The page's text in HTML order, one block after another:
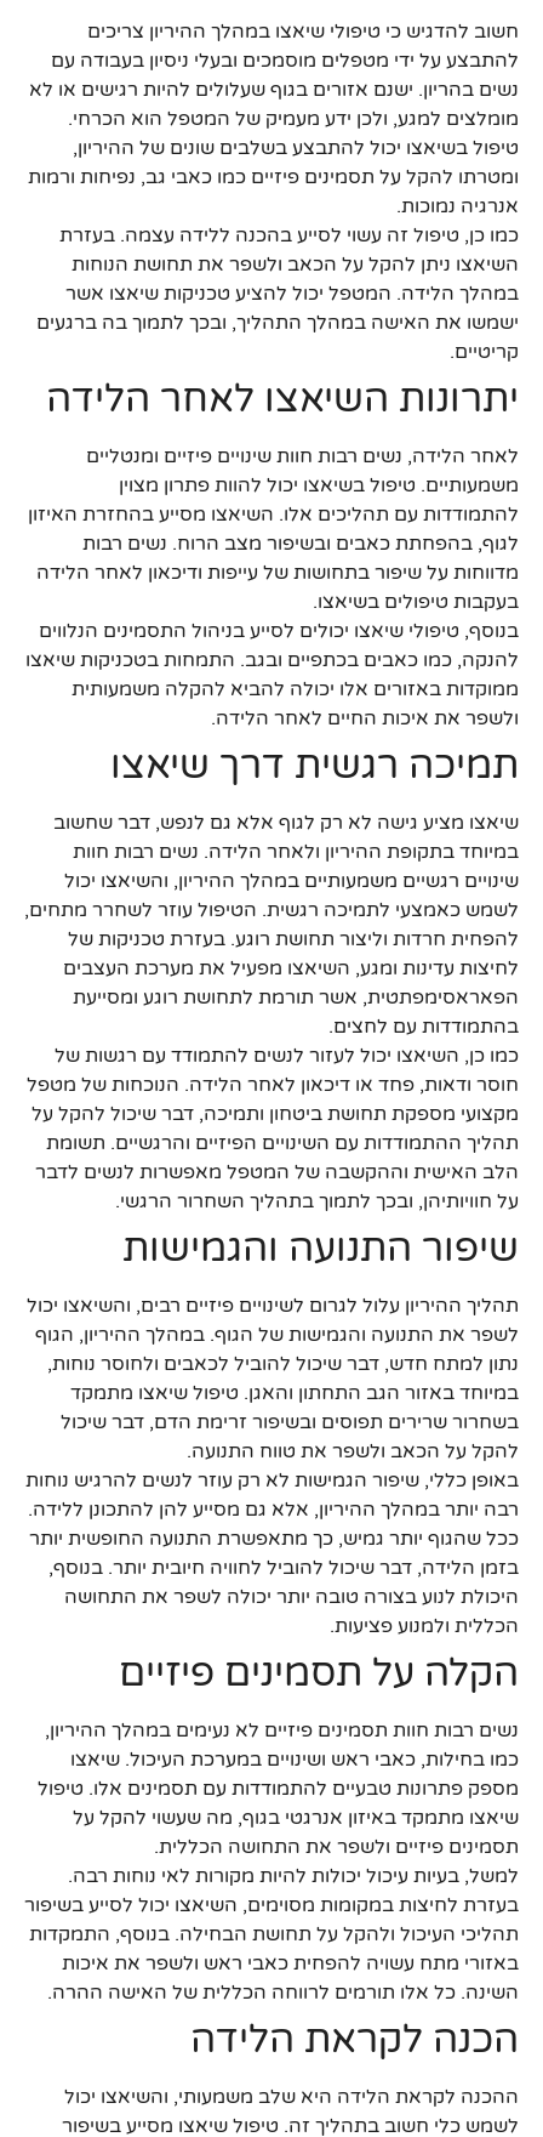
חשוב להדגיש כי טיפולי שיאצו במהלך ההיריון צריכים
להתבצע על ידי מטפלים מוסמכים ובעלי ניסיון בעבודה עם
נשים בהריון. ישנם אזורים בגוף שעלולים להיות רגישים או לא
מומלצים למגע, ולכן ידע מעמיק של המטפל הוא הכרחי.
טיפול בשיאצו יכול להתבצע בשלבים שונים של ההיריון,
ומטרתו להקל על תסמינים פיזיים כמו כאבי גב, נפיחות ורמות
אנרגיה נמוכות.
כמו כן, טיפול זה עשוי לסייע בהכנה ללידה עצמה. בעזרת
השיאצו ניתן להקל על הכאב ולשפר את תחושת הנוחות
במהלך הלידה. המטפל יכול להציע טכניקות שיאצו אשר
ישמשו את האישה במהלך התהליך, ובכך לתמוך בה ברגעים
קריטיים.
יתרונות השיאצו לאחר הלידה
לאחר הלידה, נשים רבות חוות שינויים פיזיים ומנטליים
משמעותיים. טיפול בשיאצו יכול להוות פתרון מצוין
להתמודדות עם תהליכים אלו. השיאצו מסייע בהחזרת האיזון
לגוף, בהפחתת כאבים ובשיפור מצב הרוח. נשים רבות
מדווחות על שיפור בתחושות של עייפות ודיכאון לאחר הלידה
בעקבות טיפולים בשיאצו.
בנוסף, טיפולי שיאצו יכולים לסייע בניהול התסמינים הנלווים
להנקה, כמו כאבים בכתפיים ובגב. התמחות בטכניקות שיאצו
ממוקדות באזורים אלו יכולה להביא להקלה משמעותית
ולשפר את איכות החיים לאחר הלידה.
תמיכה רגשית דרך שיאצו
שיאצו מציע גישה לא רק לגוף אלא גם לנפש, דבר שחשוב
במיוחד בתקופת ההיריון ולאחר הלידה. נשים רבות חוות
שינויים רגשיים משמעותיים במהלך ההיריון, והשיאצו יכול
לשמש כאמצעי לתמיכה רגשית. הטיפול עוזר לשחרר מתחים,
להפחית חרדות וליצור תחושת רוגע. בעזרת טכניקות של
לחיצות עדינות ומגע, השיאצו מפעיל את מערכת העצבים
הפאראסימפתטית, אשר תורמת לתחושת רוגע ומסייעת
בהתמודדות עם לחצים.
כמו כן, השיאצו יכול לעזור לנשים להתמודד עם רגשות של
חוסר ודאות, פחד או דיכאון לאחר הלידה. הנוכחות של מטפל
מקצועי מספקת תחושת ביטחון ותמיכה, דבר שיכול להקל על
תהליך ההתמודדות עם השינויים הפיזיים והרגשיים. תשומת
הלב האישית וההקשבה של המטפל מאפשרות לנשים לדבר
על חוויותיהן, ובכך לתמוך בתהליך השחרור הרגשי.
שיפור התנועה והגמישות
תהליך ההיריון עלול לגרום לשינויים פיזיים רבים, והשיאצו יכול
לשפר את התנועה והגמישות של הגוף. במהלך ההיריון, הגוף
נתון למתח חדש, דבר שיכול להוביל לכאבים ולחוסר נוחות,
במיוחד באזור הגב התחתון והאגן. טיפול שיאצו מתמקד
בשחרור שרירים תפוסים ובשיפור זרימת הדם, דבר שיכול
להקל על הכאב ולשפר את טווח התנועה.
באופן כללי, שיפור הגמישות לא רק עוזר לנשים להרגיש נוחות
רבה יותר במהלך ההיריון, אלא גם מסייע להן להתכונן ללידה.
ככל שהגוף יותר גמיש, כך מתאפשרת התנועה החופשית יותר
בזמן הלידה, דבר שיכול להוביל לחוויה חיובית יותר. בנוסף,
היכולת לנוע בצורה טובה יותר יכולה לשפר את התחושה
הכללית ולמנוע פציעות.
הקלה על תסמינים פיזיים
נשים רבות חוות תסמינים פיזיים לא נעימים במהלך ההיריון,
כמו בחילות, כאבי ראש ושינויים במערכת העיכול. שיאצו
מספק פתרונות טבעיים להתמודדות עם תסמינים אלו. טיפול
שיאצו מתמקד באיזון אנרגטי בגוף, מה שעשוי להקל על
תסמינים פיזיים ולשפר את התחושה הכללית.
למשל, בעיות עיכול יכולות להיות מקורות לאי נוחות רבה.
בעזרת לחיצות במקומות מסוימים, השיאצו יכול לסייע בשיפור
תהליכי העיכול ולהקל על תחושת הבחילה. בנוסף, התמקדות
באזורי מתח עשויה להפחית כאבי ראש ולשפר את איכות
השינה. כל אלו תורמים לרווחה הכללית של האישה ההרה.
הכנה לקראת הלידה
ההכנה לקראת הלידה היא שלב משמעותי, והשיאצו יכול
לשמש כלי חשוב בתהליך זה. טיפול שיאצו מסייע בשיפור